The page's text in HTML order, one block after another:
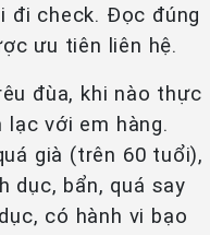
đi check. Đọc đúng
ưu tiên liên hệ.
đùa, khi nào thực
với em hàng.
già (trên 60 tuổi),
dục, bẩn, quá say
có hành vi bạo